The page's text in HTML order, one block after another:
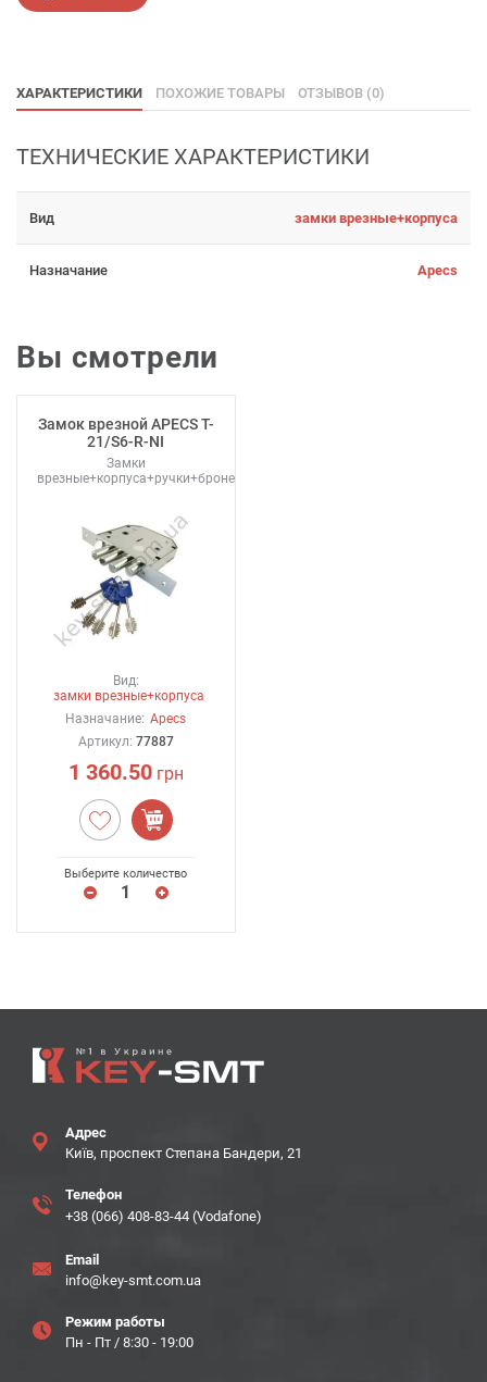
ХАРАКТЕРИСТИКИ ПОХОЖИЕ ТОВАРЫ ОТЗЫВОВ (0)
ТЕХНИЧЕСКИЕ ХАРАКТЕРИСТИКИ
Вид замки врезные+корпуса
Назначание Apecs
Вы смотрели
Замок врезной APECS T-
21/S6-R-NI
Замки
врезные+корпуса+ручки+броненакладки
Вид:
замки врезные+корпуса
Назначание: Apecs
Артикул: 77887
1 360.50грн
Выберите количество
Адрес
Київ, проспект Степана Бандери, 21
Телефон
+38 (066) 408-83-44 (Vodafone)
Email
info@key-smt.com.ua
Режим работы
Пн - Пт / 8:30 - 19:00